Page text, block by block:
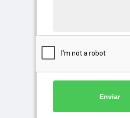
Enviar